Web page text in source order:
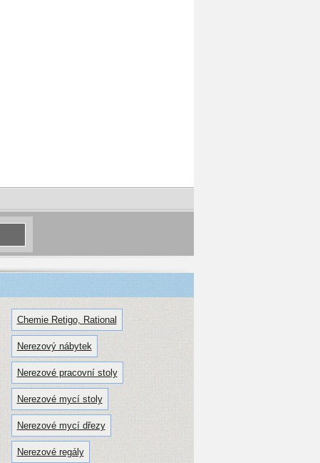
Chemie Retigo, Rational
Nerezový nábytek
Nerezové pracovní stoly
Nerezové mycí stoly
Nerezové mycí dřezy
Nerezové regály